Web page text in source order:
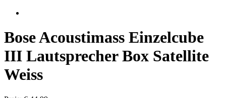
Bose Acoustimass Einzelcube
III Lautsprecher Box Satellite
Weiss